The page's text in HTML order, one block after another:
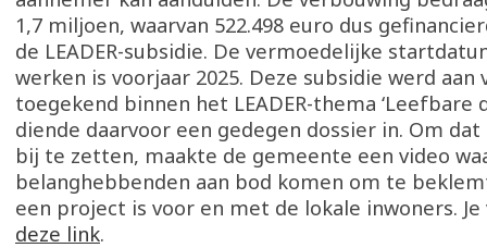
1,7 miljoen, waarvan 522.498 euro dus
de LEADER-subsidie. De vermoedelijke
werken is voorjaar 2025. Deze subsidie werd aan
toegekend binnen het LEADER-thema ‘Leefbare
diende daarvoor een gedegen dossier in. Om
bij te zetten, maakte de gemeente een video
belanghebbenden aan bod komen om te
een project is voor en met de lokale inwoners.
deze link.